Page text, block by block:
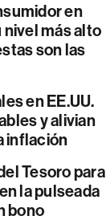
en
nivel más alto
son las
en EE.UU.
y alivian
inflación
Tesoro para
la pulseada
bono